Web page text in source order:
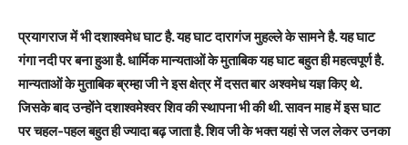
प्रयागराज में भी दशाश्वमेध घाट है. यह घाट दारागंज मुहल्ले के सामने है. यह घाट
गंगा नदी पर बना हुआ है. धार्मिक मान्यताओं के मुताबिक यह घाट बहुत ही महत्वपूर्ण है.
मान्यताओं के मुताबिक ब्रम्हा जी ने इस क्षेत्र में दसत बार अश्वमेध यज्ञ किए थे.
जिसके बाद उन्होंने दशाश्वमेश्वर शिव की स्थापना भी की थी. सावन माह में इस घाट
पर चहल-पहल बहुत ही ज्यादा बढ़ जाता है. शिव जी के भक्त यहां से जल लेकर उनका